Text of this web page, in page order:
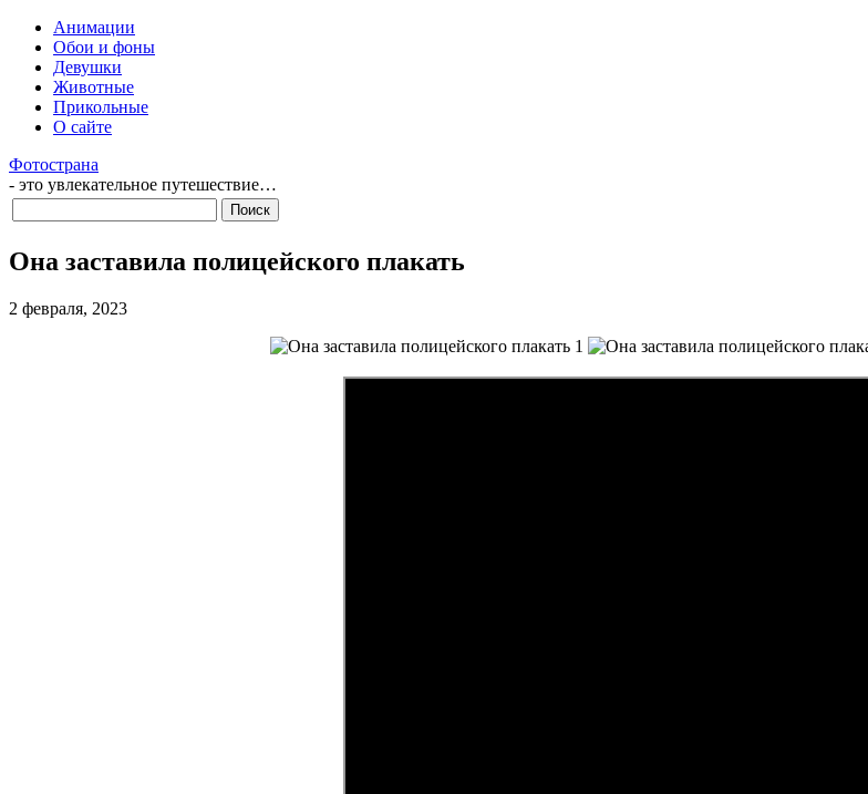
Анимации
Обои и фоны
Девушки
Животные
Прикольные
О сайте
Фотострана
- это увлекательное путешествие…
Она заставила полицейского плакать
2 февраля, 2023